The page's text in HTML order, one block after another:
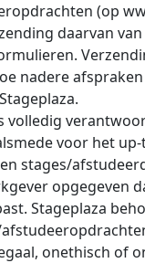
(op
daarvan
nadere
volledig
voor het
stages/
opgegeven
Stageplaza
onethisch of